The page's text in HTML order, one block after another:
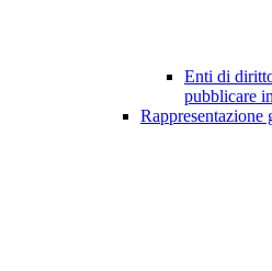
Enti di
pubblicare
Rappresentazione